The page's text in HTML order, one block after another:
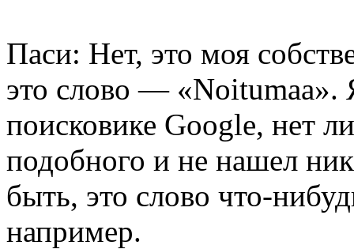
Паси: Нет, это моя
это слово — «Noitumaa».
поисковике Google, нет
подобного и не нашел
быть, это слово что-
например.